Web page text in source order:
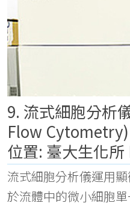
9. 流式細胞分析
Flow Cytometry)
位置: 臺大生化所
流式細胞分析儀運用
於流體中的微小細胞